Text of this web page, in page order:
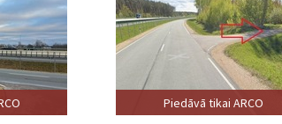
Piedāvā tikai ARCO